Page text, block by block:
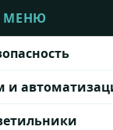
МЕНЮ